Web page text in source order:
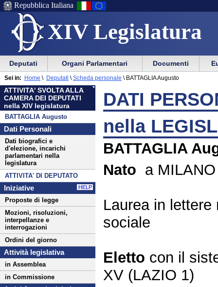
XIV Legislatura
Menu
di
ausilio
alla
navigazione
Vai
Menu
di
navigazione
principale
Repubblica Italiana
Menu
di
navigazione
principale
Vai
menu
di
sezione
Deputati Organi Parlamentari Documenti
ATTIVITA' SVOLTA ALLA
CAMERA DEI DEPUTATI
nella XIV legislatura
BATTAGLIA Augusto
Dati Personali
Dati biografici e
d'elezione, incarichi
parlamentari nella
legislatura
ATTIVITA' DI DEPUTATO
Iniziative HELP
Proposte di legge
Mozioni, risoluzioni,
interpellanze e
interrogazioni
Ordini del giorno
Attività legislativa
in Assemblea
in Commissione
Sei in: Home \ Deputati \ Scheda personale \ BATTAGLIA Augusto
DATI
nella
BATTAGLIA
Nato a
Laurea in lettere
sociale
Eletto con il
XV (LAZIO 1)